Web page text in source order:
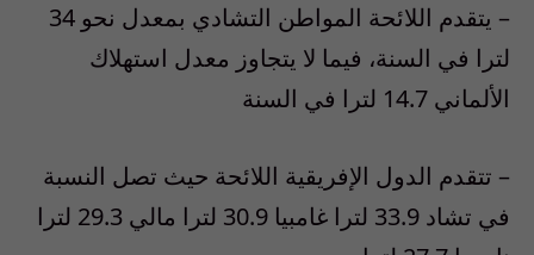
– يتقدم اللائحة المواطن التشادي بمعدل نحو 34
لترا في السنة، فيما لا يتجاوز معدل استهلاك
الألماني 14.7 لترا في السنة
– تتقدم الدول الإفريقية اللائحة حيث تصل النسبة
في تشاد 33.9 لترا غامبيا 30.9 لترا مالي 29.3 لترا